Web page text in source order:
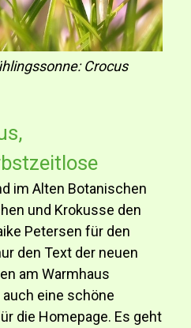
Crocus
im Alten Botanischen
und Krokusse den
Petersen für den
den Text der neuen
am Warmhaus
eine schöne
die Homepage. Es geht